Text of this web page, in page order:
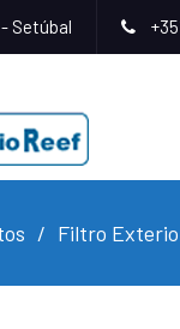
Setúbal
Filtro